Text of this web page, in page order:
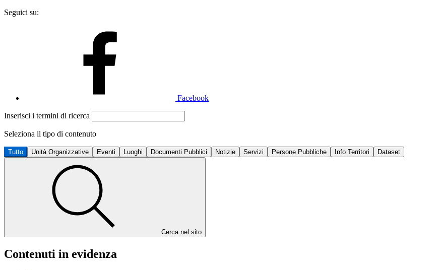
Seguici su:
Facebook
Inserisci i termini di ricerca
Seleziona il tipo di contenuto
Tutto Unità Organizzative Eventi Luoghi Documenti Pubblici Notizie Servizi Persone Pubbliche Info Territori Dataset
Cerca nel sito
Contenuti in evidenza